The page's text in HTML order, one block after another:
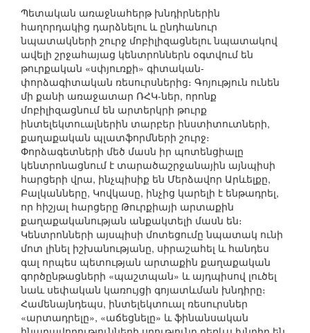
Պետական առաջնահերթ խնդիրներին
հաղորդակից դարձնելու և ընդհանուր
նպատակների շուրջ մոբիլիզացնելու նպատակով
ավելի շրջահայաց կենտրոններն օգտվում են
թուրքական «սփյուռքի» գիտական-
փորձագիտական ռեսուրսներից։ Գոյություն ունեն
մի քանի առաջատար ՌՀԿ-ներ, որոնք
մոբիլիզացնում են արտերկրի թուրք
ինտելեկտուալներին տարբեր ինստիտուտների,
քաղաքական պլատֆորմների շուրջ։
Փորձագետների մեծ մասն իր պոտենցիալը
կենտրոնացնում է տարածաշրջանային այնպիսի
հարցերի վրա, ինչպիսիք են Մերձավոր Արևելքը,
Բալկանները, Կովկասը, ինչից կարելի է ենթադրել,
որ հիշյալ հարցերը Թուրքիայի արտաքին
քաղաքականության անքակտելի մասն են։
Կենտրոնների այսպիսի մոտեցումը նպատակ ունի
մոտ լինել իշխանությանը, սիրաշահել և հանդես
գալ որպես պետության արտաքին քաղաքական
գործընթացների «պաշտպան» և այդպիսով լուծել
նաև սեփական կառույցի գոյատևման խնդիրը։
Համենայնդեպս, ինտելեկտուալ ռեսուրսներ
«արտադրելը», «աճեցնելը» և ֆինանսական